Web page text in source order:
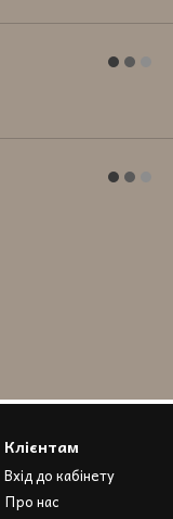
Клієнтам
Вхід до кабінету
Про нас